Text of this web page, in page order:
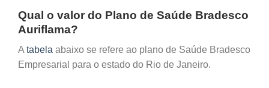
Qual o valor do Plano de Saúde Bradesco
Auriflama?
A tabela abaixo se refere ao plano de Saúde Bradesco
Empresarial para o estado do Rio de Janeiro.